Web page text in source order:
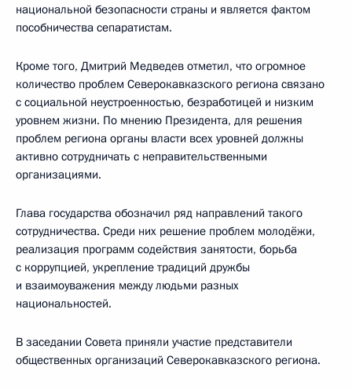
национальной безопасности страны и является фактом
пособничества сепаратистам.
Кроме того, Дмитрий Медведев отметил, что огромное
количество проблем Северокавказского региона связано
с социальной неустроенностью, безработицей и низким
уровнем жизни. По мнению Президента, для решения
проблем региона органы власти всех уровней должны
активно сотрудничать с неправительственными
организациями.
Глава государства обозначил ряд направлений такого
сотрудничества. Среди них решение проблем молодёжи,
реализация программ содействия занятости, борьба
с коррупцией, укрепление традиций дружбы
и взаимоуважения между людьми разных
национальностей.
В заседании Совета приняли участие представители
общественных организаций Северокавказского региона.